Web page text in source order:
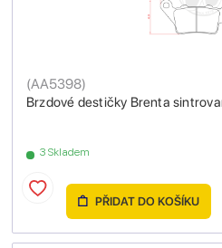
Brzdové destičky Brenta
(AA5398)
3 Skladem
PŘIDAT DO KOŠÍKU